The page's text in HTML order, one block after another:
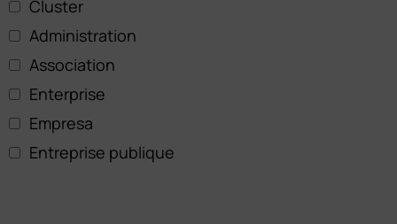
Cluster
Administration
Association
Enterprise
Empresa
Entreprise publique